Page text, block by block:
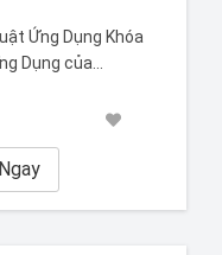
Ứng Dụng Khóa
Dụng của
Khóa học này